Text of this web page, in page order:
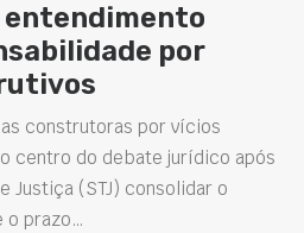
aditivados e
desempenho das
e
na construção
estruturas mais duráveis, reduzir
de manutenção e melhorar o
das obras são desafios cada